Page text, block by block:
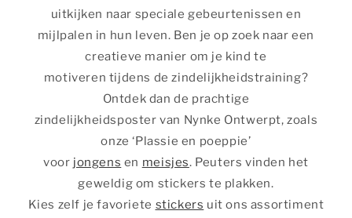
uitkijken naar speciale gebeurtenissen en
mijlpalen in hun leven. Ben je op zoek naar een
creatieve manier om je kind te
motiveren tijdens de zindelijkheidstraining?
Ontdek dan de prachtige
zindelijkheidsposter van Nynke Ontwerpt, zoals
onze ‘Plassie en poeppie’
voor jongens en meisjes. Peuters vinden het
geweldig om stickers te plakken.
Kies zelf je favoriete stickers uit ons assortiment